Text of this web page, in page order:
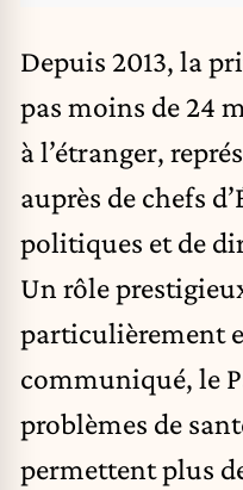
Depuis 2013, la
pas moins de 24
à l’étranger,
auprès de chefs
politiques et de
Un rôle
particulièrement
communiqué, le
problèmes de
permettent plus